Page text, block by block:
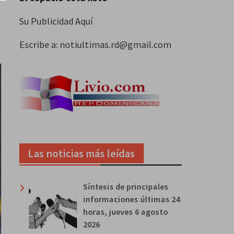
Su Publicidad Aquí
Escribe a: notiultimas.rd@gmail.com
Las noticias más leídas
Síntesis de principales
informaciones últimas 24
horas, jueves 6 agosto
2026